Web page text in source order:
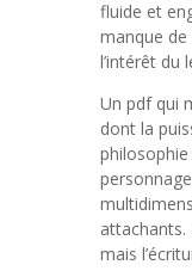
fluide et
manque
l’intérêt du
Un pdf qui
dont la
attachants.
mais